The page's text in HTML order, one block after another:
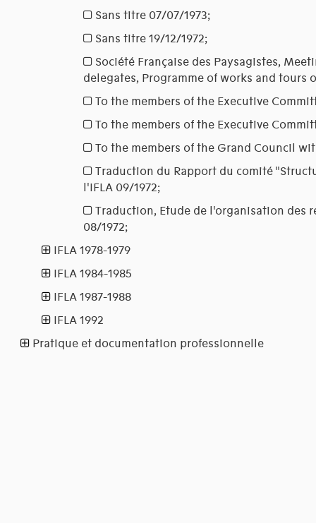
Sans titre07/07/1973;
Sans titre19/12/1972;
Société Française des Paysagistes,
delegates, Programme of works and tours
To the members of the Executive
To the members of the Executive
To the members of the Grand Council
Traduction du Rapport du comité
l'IFLA 09/1972;
Traduction, Etude de l'organisation des
08/1972;
IFLA 1978-1979
IFLA 1984-1985
IFLA 1987-1988
IFLA 1992
Pratique et documentation professionnelle